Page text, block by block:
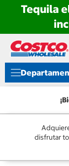
Tequila
directo
contenido
directo
menú
navegación
disfrutar